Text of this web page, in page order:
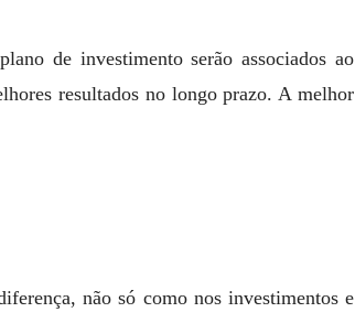
de investimento serão associados ao
resultados no longo prazo. A melhor
não só como nos investimentos e